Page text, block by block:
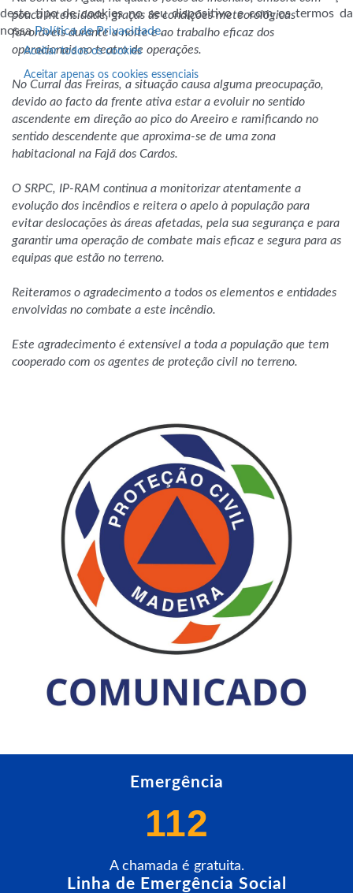
pouca intensidade, graças às condições meteorológicas
favoráveis durante a noite e ao trabalho eficaz dos
operacionais no teatro de operações.
No Curral das Freiras, a situação causa alguma preocupação,
devido ao facto da frente ativa estar a evoluir no sentido
ascendente em direção ao pico do Areeiro e ramificando no
sentido descendente que aproxima-se de uma zona
habitacional na Fajã dos Cardos.
O SRPC, IP-RAM continua a monitorizar atentamente a
evolução dos incêndios e reitera o apelo à população para
evitar deslocações às áreas afetadas, pela sua segurança e para
garantir uma operação de combate mais eficaz e segura para as
equipas que estão no terreno.
Reiteramos o agradecimento a todos os elementos e entidades
envolvidas no combate a este incêndio.
Este agradecimento é extensível a toda a população que tem
cooperado com os agentes de proteção civil no terreno.
Emergência
112
A chamada é gratuita.
Linha de Emergência Social
deste tipo de cookies no seu dispositivo e com os termos da
nossaPolítica de Privacidade.
Aceitar todos os cookies
Aceitar apenas os cookies essenciais